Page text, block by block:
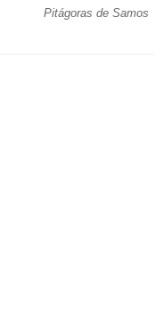
Pitágoras de Samos